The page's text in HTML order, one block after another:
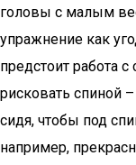
головы с малым
упражнение как
предстоит работа
рисковать спиной
сидя, чтобы под
например,